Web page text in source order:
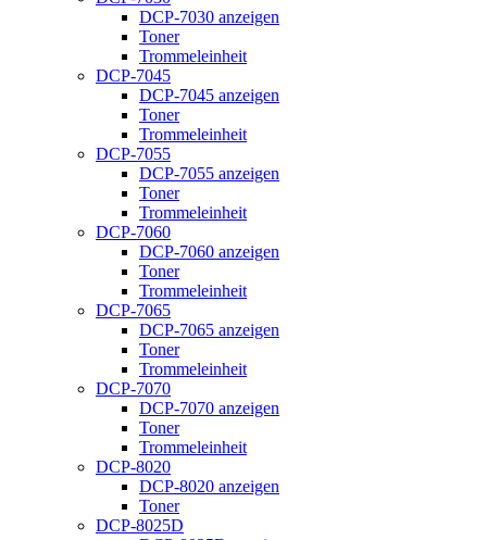
DCP-7030 anzeigen
Toner
Trommeleinheit
DCP-7045
DCP-7045 anzeigen
Toner
Trommeleinheit
DCP-7055
DCP-7055 anzeigen
Toner
Trommeleinheit
DCP-7060
DCP-7060 anzeigen
Toner
Trommeleinheit
DCP-7065
DCP-7065 anzeigen
Toner
Trommeleinheit
DCP-7070
DCP-7070 anzeigen
Toner
Trommeleinheit
DCP-8020
DCP-8020 anzeigen
Toner
DCP-8025D